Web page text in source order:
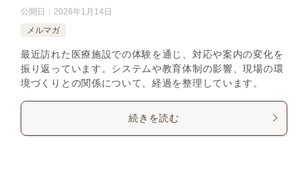
公開日： 2026年1月14日
メルマガ
最近訪れた医療施設での体験を通じ、対応や案内の変化を
振り返っています。システムや教育体制の影響、現場の環
境づくりとの関係について、経過を整理しています。
続きを読む